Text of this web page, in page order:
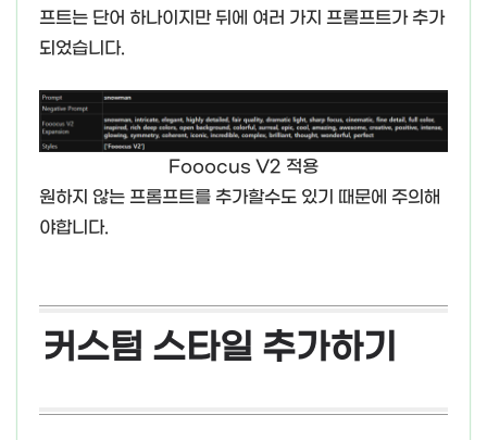
프트는 단어 하나이지만 뒤에 여러 가지 프롬프트가 추가
되었습니다.
Fooocus V2 적용
원하지 않는 프롬프트를 추가할수도 있기 때문에 주의해
야합니다.
커스텀 스타일 추가하기